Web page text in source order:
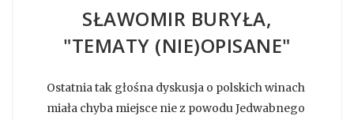
SŁAWOMIR BURYŁA,
"TEMATY (NIE)OPISANE"
Ostatnia tak głośna dyskusja o polskich winach
miała chyba miejsce nie z powodu Jedwabnego